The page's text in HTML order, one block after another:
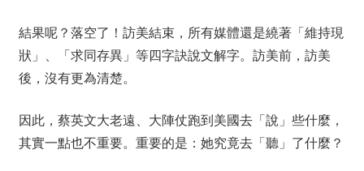
結果呢？落空了！訪美結束，所有媒體還是繞著「維持現
狀」、「求同存異」等四字訣說文解字。訪美前，訪美
後，沒有更為清楚。
因此，蔡英文大老遠、大陣仗跑到美國去「說」些什麼，
其實一點也不重要。重要的是：她究竟去「聽」了什麼？